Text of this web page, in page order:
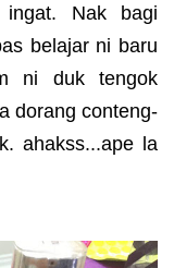
Nak bagi
belajar ni baru
ni duk tengok
dorang conteng-
ahakss...ape la